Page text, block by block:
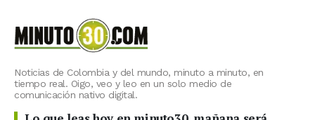
Noticias de Colombia y del mundo, minuto a minuto, en
tiempo real. Oigo, veo y leo en un solo medio de
comunicación nativo digital.